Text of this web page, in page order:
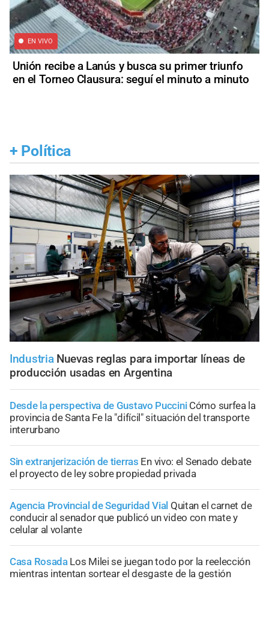
EN VIVO
Unión recibe a Lanús y busca su primer triunfo
en el Torneo Clausura: seguí el minuto a minuto
+ Política
Industria Nuevas reglas para importar líneas de
producción usadas en Argentina
Desde la perspectiva de Gustavo Puccini Cómo surfea la
provincia de Santa Fe la "difícil" situación del transporte
interurbano
Sin extranjerización de tierras En vivo: el Senado debate
el proyecto de ley sobre propiedad privada
Agencia Provincial de Seguridad Vial Quitan el carnet de
conducir al senador que publicó un video con mate y
celular al volante
Casa Rosada Los Milei se juegan todo por la reelección
mientras intentan sortear el desgaste de la gestión